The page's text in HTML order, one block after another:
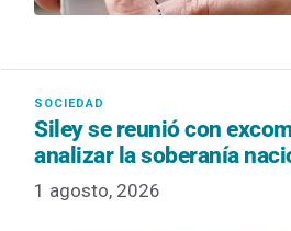
Siley se reunió con
analizar la soberanía
1 agosto, 2026